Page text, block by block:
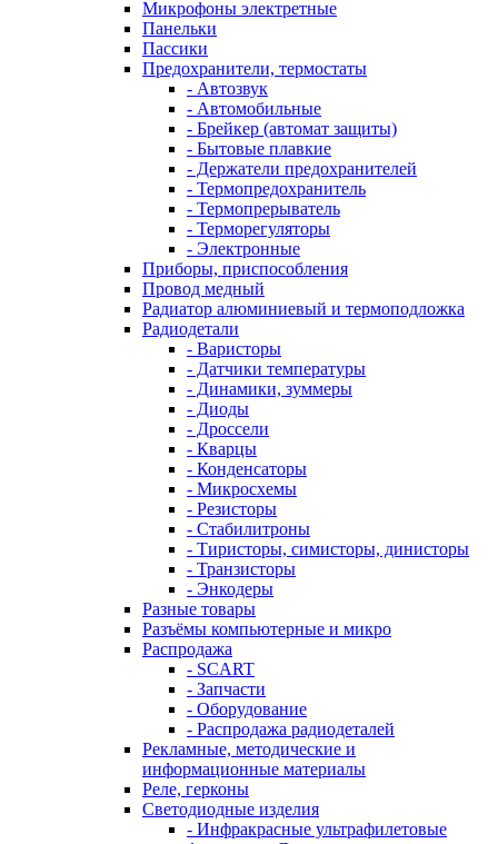
Микрофоны электретные
Панельки
Пассики
Предохранители, термостаты
- Автозвук
- Автомобильные
- Брейкер (автомат защиты)
- Бытовые плавкие
- Держатели предохранителей
- Термопредохранитель
- Термопрерыватель
- Терморегуляторы
- Электронные
Приборы, приспособления
Провод медный
Радиатор алюминиевый и термоподложка
Радиодетали
- Варисторы
- Датчики температуры
- Динамики, зуммеры
- Диоды
- Дроссели
- Кварцы
- Конденсаторы
- Микросхемы
- Резисторы
- Стабилитроны
- Тиристоры, симисторы, динисторы
- Транзисторы
- Энкодеры
Разные товары
Разъёмы компьютерные и микро
Распродажа
- SCART
- Запчасти
- Оборудование
- Распродажа радиодеталей
Рекламные, методические и
информационные материалы
Реле, герконы
Светодиодные изделия
- Инфракрасные ультрафилетовые